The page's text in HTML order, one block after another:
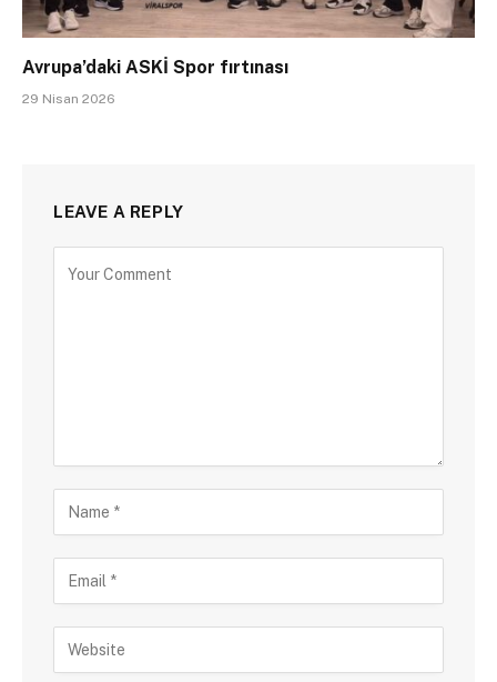
Avrupa’daki ASKİ Spor fırtınası
29 Nisan 2026
LEAVE A REPLY